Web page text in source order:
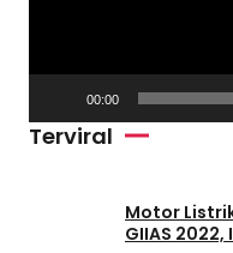
d
00:00
Terviral
Motor
GIIAS